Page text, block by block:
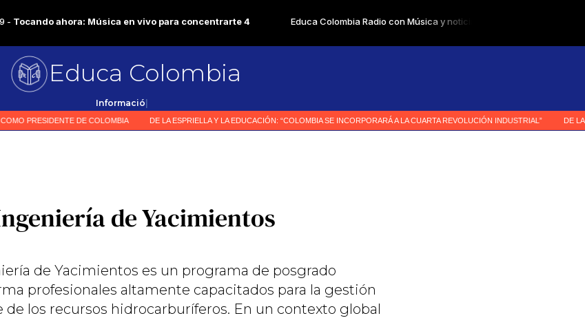
Educa Colombia
|
de Yacimientos
de Yacimientos es un programa de posgrado
profesionales altamente capacitados para la gestión
los recursos hidrocarburíferos. En un contexto global